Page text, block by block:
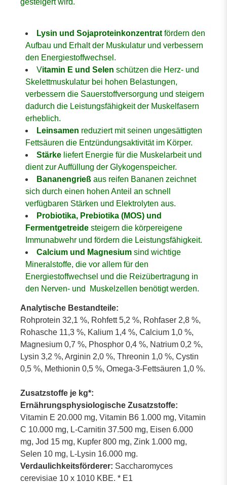
Lysin und Sojaproteinkonzentrat fördern den
Aufbau und Erhalt der Muskulatur und verbessern
den Energiestoffwechsel.
Vitamin E und Selen schützen die Herz- und
Skelettmuskulatur bei hohen Belastungen,
verbessern die Sauerstoffversorgung und steigern
dadurch die Leistungsfähigkeit der Muskelfasern
erheblich.
Leinsamen reduziert mit seinen ungesättigten
Fettsäuren die Entzündungsaktivität im Körper.
Stärke liefert Energie für die Muskelarbeit und
dient zur Auffüllung der Glykogenspeicher.
Bananengrieß aus reifen Bananen zeichnet
sich durch einen hohen Anteil an schnell
verfügbaren Stärken und Elektrolyten aus.
Probiotika, Prebiotika (MOS) und
Fermentgetreide steigern die körpereigene
Immunabwehr und fördern die Leistungsfähigkeit.
Calcium und Magnesium sind wichtige
Mineralstoffe, die vor allem für den
Energiestoffwechsel und die Reizübertragung in
den Nerven- und Muskelzellen benötigt werden.
Analytische Bestandteile:
Rohprotein 32,1 %, Rohfett 5,2 %, Rohfaser 2,8 %,
Rohasche 11,3 %, Kalium 1,4 %, Calcium 1,0 %,
Magnesium 0,7 %, Phosphor 0,4 %, Natrium 0,2 %,
Lysin 3,2 %, Arginin 2,0 %, Threonin 1,0 %, Cystin
0,5 %, Methionin 0,5 %, Omega-3-Fettsäuren 1,0 %.
Zusatzstoffe je kg*:
Ernährungsphysiologische Zusatzstoffe:
Vitamin E 20.000 mg, Vitamin B6 1.000 mg, Vitamin
C 10.000 mg, L-Carnitin 37.500 mg, Eisen 6.000
mg, Jod 15 mg, Kupfer 800 mg, Zink 1.000 mg,
Selen 10 mg, L-Lysin 16.000 mg.
Verdaulichkeitsförderer: Saccharomyces
cerevisiae 10 x 1010 KBE. * E1